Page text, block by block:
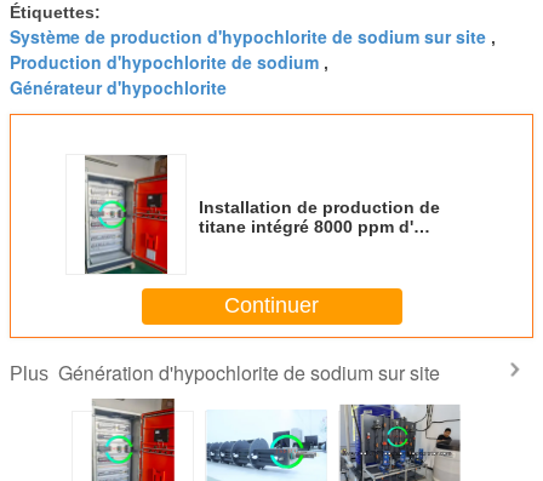
Étiquettes:
Système de production d'hypochlorite de sodium sur site ,
Production d'hypochlorite de sodium ,
Générateur d'hypochlorite
Installation de production de
titane intégré 8000 ppm d'
Continuer
Plus Génération d'hypochlorite de sodium sur site